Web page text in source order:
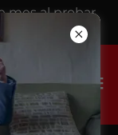
mes al probar